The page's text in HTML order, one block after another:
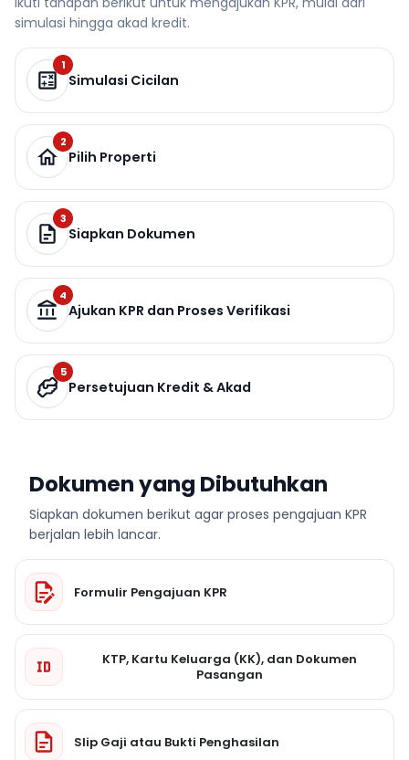
simulasi hingga akad kredit.
1
Simulasi Cicilan
2
Pilih Properti
3
Siapkan Dokumen
4
Ajukan KPR dan Proses Verifikasi
5
Persetujuan Kredit & Akad
Dokumen yang Dibutuhkan
Siapkan dokumen berikut agar proses pengajuan KPR
berjalan lebih lancar.
Formulir Pengajuan KPR
KTP, Kartu Keluarga (KK), dan Dokumen
Pasangan
Slip Gaji atau Bukti Penghasilan